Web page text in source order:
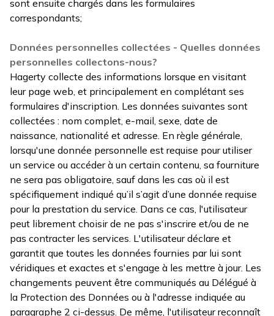
sont ensuite chargés dans les formulaires
correspondants;
Données personnelles collectées - Quelles données
personnelles collectons-nous?
Hagerty collecte des informations lorsque en visitant
leur page web, et principalement en complétant ses
formulaires d'inscription. Les données suivantes sont
collectées : nom complet, e-mail, sexe, date de
naissance, nationalité et adresse. En règle générale,
lorsqu'une donnée personnelle est requise pour utiliser
un service ou accéder à un certain contenu, sa fourniture
ne sera pas obligatoire, sauf dans les cas où il est
spécifiquement indiqué qu’il s’agit d’une donnée requise
pour la prestation du service. Dans ce cas, l'utilisateur
peut librement choisir de ne pas s'inscrire et/ou de ne
pas contracter les services. L'utilisateur déclare et
garantit que toutes les données fournies par lui sont
véridiques et exactes et s'engage à les mettre à jour. Les
changements peuvent être communiqués au Délégué à
la Protection des Données ou à l'adresse indiquée au
paragraphe 2 ci-dessus. De même, l'utilisateur reconnaît